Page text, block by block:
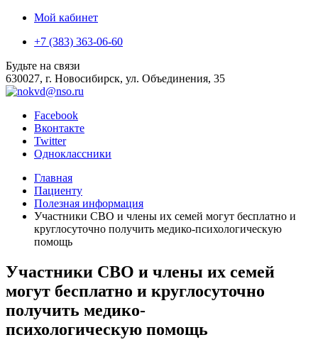
Мой кабинет
+7 (383) 363-06-60
Будьте на связи
630027, г. Новосибирск, ул. Объединения, 35
Facebook
Вконтакте
Twitter
Одноклассники
Главная
Пациенту
Полезная информация
Участники СВО и члены их семей могут бесплатно и
круглосуточно получить медико-психологическую
помощь
Участники СВО и члены их семей
могут бесплатно и круглосуточно
получить медико-
психологическую помощь